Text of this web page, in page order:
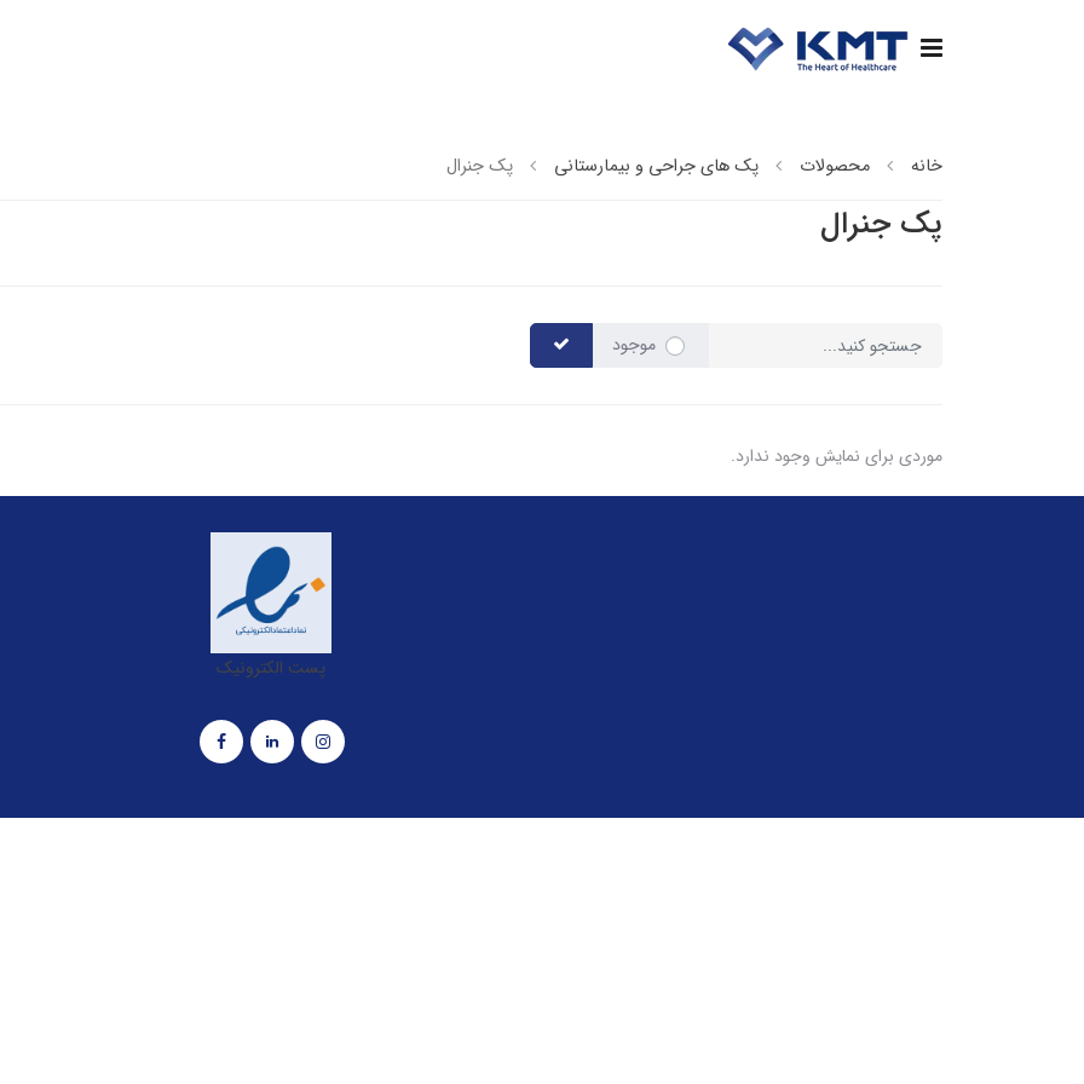
خانه محصولات پک های جراحی و بیمارستانی پک جنرال
پک جنرال
موجود
موردی برای نمایش وجود ندارد.
پست الکترونیک